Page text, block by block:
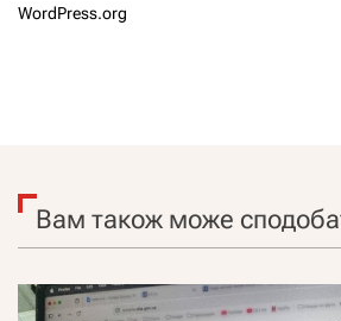
WordPress.org
Вам також може